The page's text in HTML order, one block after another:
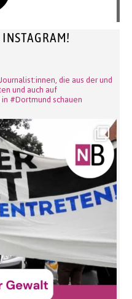
die aus der und
und auch auf
#Dortmund schauen